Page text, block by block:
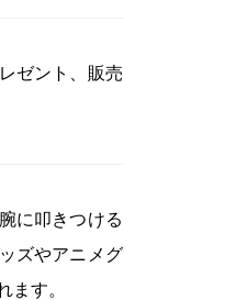
ゼント、販売
に叩きつける
ズやアニメグ
ます。